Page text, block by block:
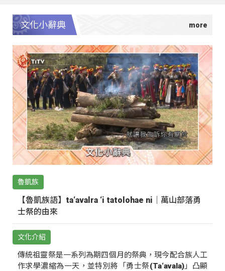
文化小辭典
魯凱族
【魯凱族語】ta‘avalra ‘i tatolohae ni｜萬山部落勇
士祭的由來
文化介紹
傳統祖靈祭是一系列為期四個月的祭典，現今配合族人工
作求學濃縮為一天，並特別將「勇士祭(Ta‘avala)」凸顯